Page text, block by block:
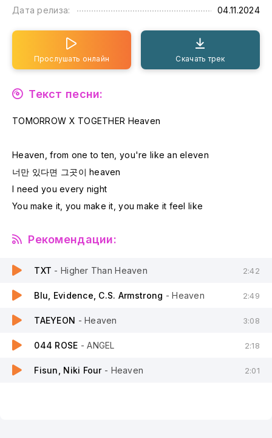
Дата релиза:
04.11.2024
Прослушать онлайн Скачать трек
Текст песни:
TOMORROW X TOGETHER Heaven
Heaven, from one to ten, you're like an eleven
너만 있다면 그곳이 heaven
I need you every night
You make it, you make it, you make it feel like
Рекомендации:
TXT - Higher Than Heaven 2:42
Blu, Evidence, C.S. Armstrong - Heaven 2:49
TAEYEON - Heaven 3:08
044 ROSE - ANGEL 2:18
Fisun, Niki Four - Heaven 2:01